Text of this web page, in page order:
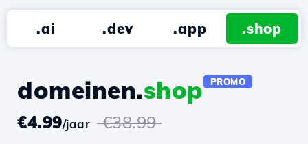
.ai .dev .app .shop
domeinen.shop PROMO
€4.99/jaar €38.99